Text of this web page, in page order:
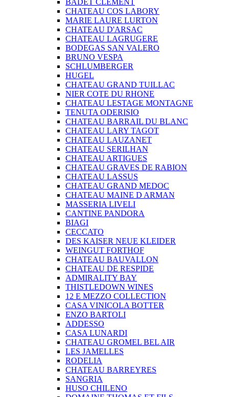
BADET CLEMENT
CHATEAU COS LABORY
MARIE LAURE LURTON
CHATEAU D'ARSAC
CHATEAU LAGRUGERE
BODEGAS SAN VALERO
BRUNO VESPA
SCHLUMBERGER
HUGEL
CHATEAU GRAND TUILLAC
NIER COTE DU RHONE
CHATEAU LESTAGE MONTAGNE
TENUTA ODERISIO
CHATEAU BARRAIL DU BLANC
CHATEAU LARY TAGOT
CHATEAU LAUZANET
CHATEAU SERILHAN
CHATEAU ARTIGUES
CHATEAU GRAVES DE RABION
CHATEAU LASSUS
CHATEAU GRAND MEDOC
CHATEAU MAINE D ARMAN
MASSERIA LIVELI
CANTINE PANDORA
BIAGI
CECCATO
DES KAISER NEUE KLEIDER
WEINGUT FORTHOF
CHATEAU BAUVALLON
CHATEAU DE RESPIDE
ADMIRALITY BAY
THISTLEDOWN WINES
12 E MEZZO COLLECTION
CASA VINICOLA BOTTER
ENZO BARTOLI
ADDESSO
CASA LUNARDI
CHATEAU GROMEL BEL AIR
LES JAMELLES
RODELIA
CHATEAU BARREYRES
SANGRIA
HUSO CHILENO